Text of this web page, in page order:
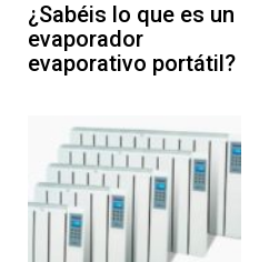
¿Sabéis lo que es un
evaporador
evaporativo portátil?